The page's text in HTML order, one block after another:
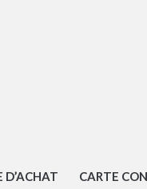
D’ACHAT CARTE